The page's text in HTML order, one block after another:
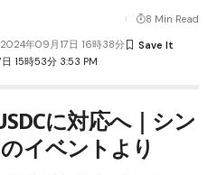
15時53分 3:53 PM
年09月17日 16時38分
8 Min Read
に対応へ｜シン
イベントより